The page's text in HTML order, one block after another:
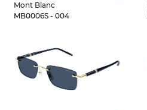
Mont Blanc
MB0006S - 004